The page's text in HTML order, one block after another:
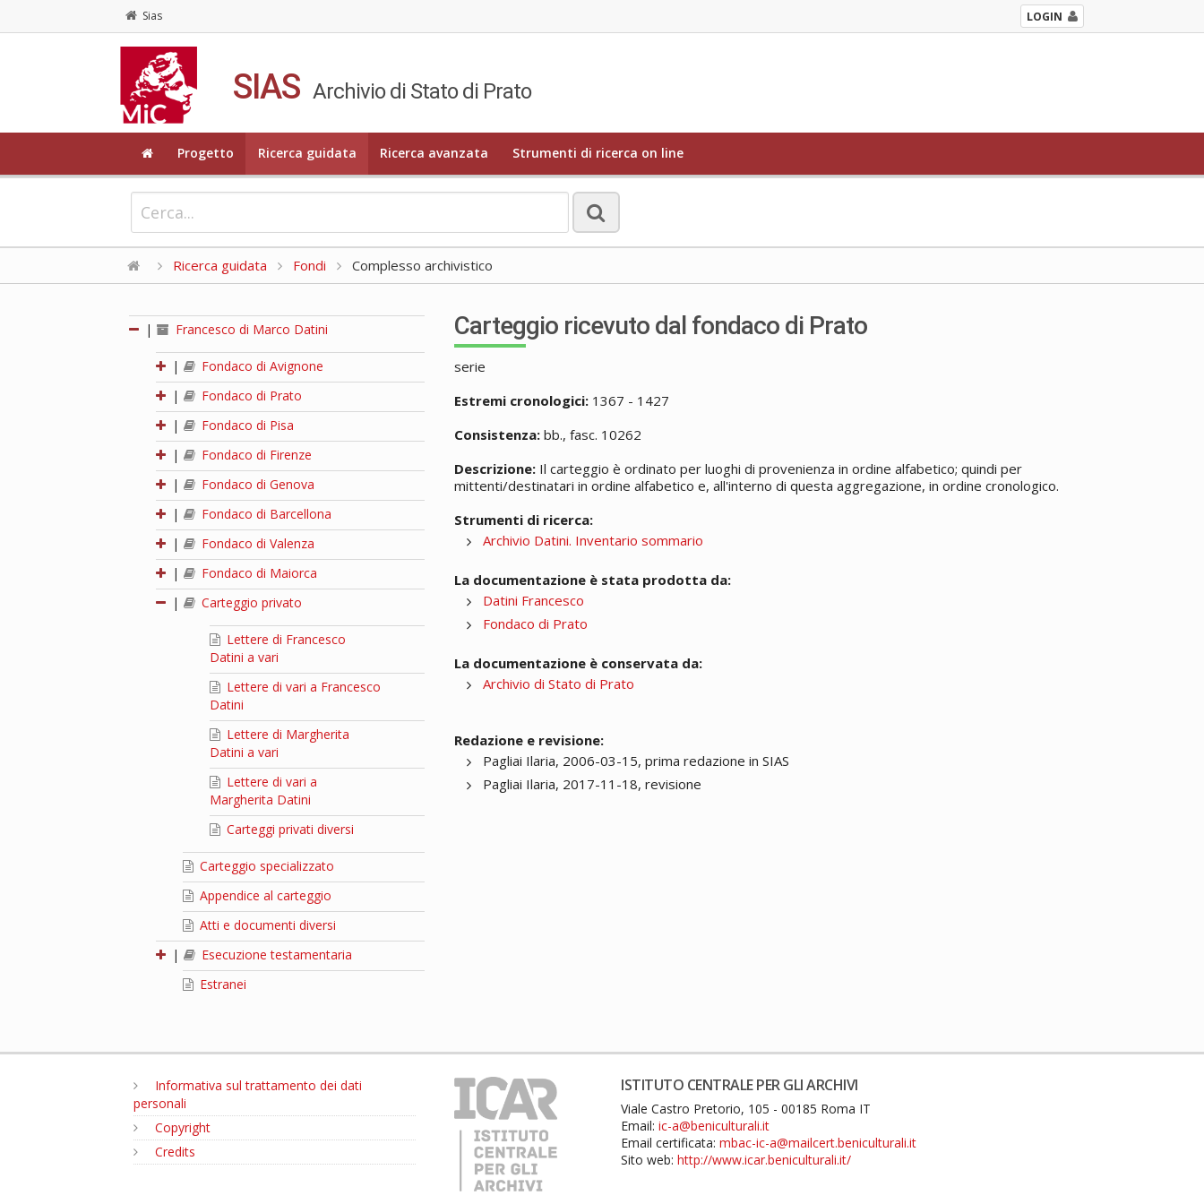
Sias LOGIN
SIAS Archivio di Stato di Prato
Progetto Ricerca guidata Ricerca avanzata Strumenti di ricerca on line
Ricerca guidata Fondi Complesso archivistico
| Francesco di Marco Datini
|
Fondaco di Avignone
|
Fondaco di Prato
|
Fondaco di Pisa
|
Fondaco di Firenze
|
Fondaco di Genova
|
Fondaco di Barcellona
|
Fondaco di Valenza
|
Fondaco di Maiorca
|
Carteggio privato
Lettere di Francesco
Datini a vari
Lettere di vari a Francesco
Datini
Lettere di Margherita
Datini a vari
Lettere di vari a
Margherita Datini
Carteggi privati diversi
Carteggio specializzato
Appendice al carteggio
Atti e documenti diversi
|
Esecuzione testamentaria
Estranei
Carteggio ricevuto dal fondaco di Prato
serie
Estremi cronologici: 1367 - 1427
Consistenza: bb., fasc. 10262
Descrizione: Il carteggio è ordinato per luoghi di provenienza in ordine alfabetico; quindi per
mittenti/destinatari in ordine alfabetico e, all'interno di questa aggregazione, in ordine cronologico.
Strumenti di ricerca:
Archivio Datini. Inventario sommario
La documentazione è stata prodotta da:
Datini Francesco
Fondaco di Prato
La documentazione è conservata da:
Archivio di Stato di Prato
Redazione e revisione:
Pagliai Ilaria, 2006-03-15, prima redazione in SIAS
Pagliai Ilaria, 2017-11-18, revisione
Informativa sul trattamento dei dati
personali
Copyright
Credits
ISTITUTO CENTRALE PER GLI ARCHIVI
Viale Castro Pretorio, 105 - 00185 Roma IT
Email:ic-a@beniculturali.it
Email certificata:mbac-ic-a@mailcert.beniculturali.it
Sito web:http://www.icar.beniculturali.it/